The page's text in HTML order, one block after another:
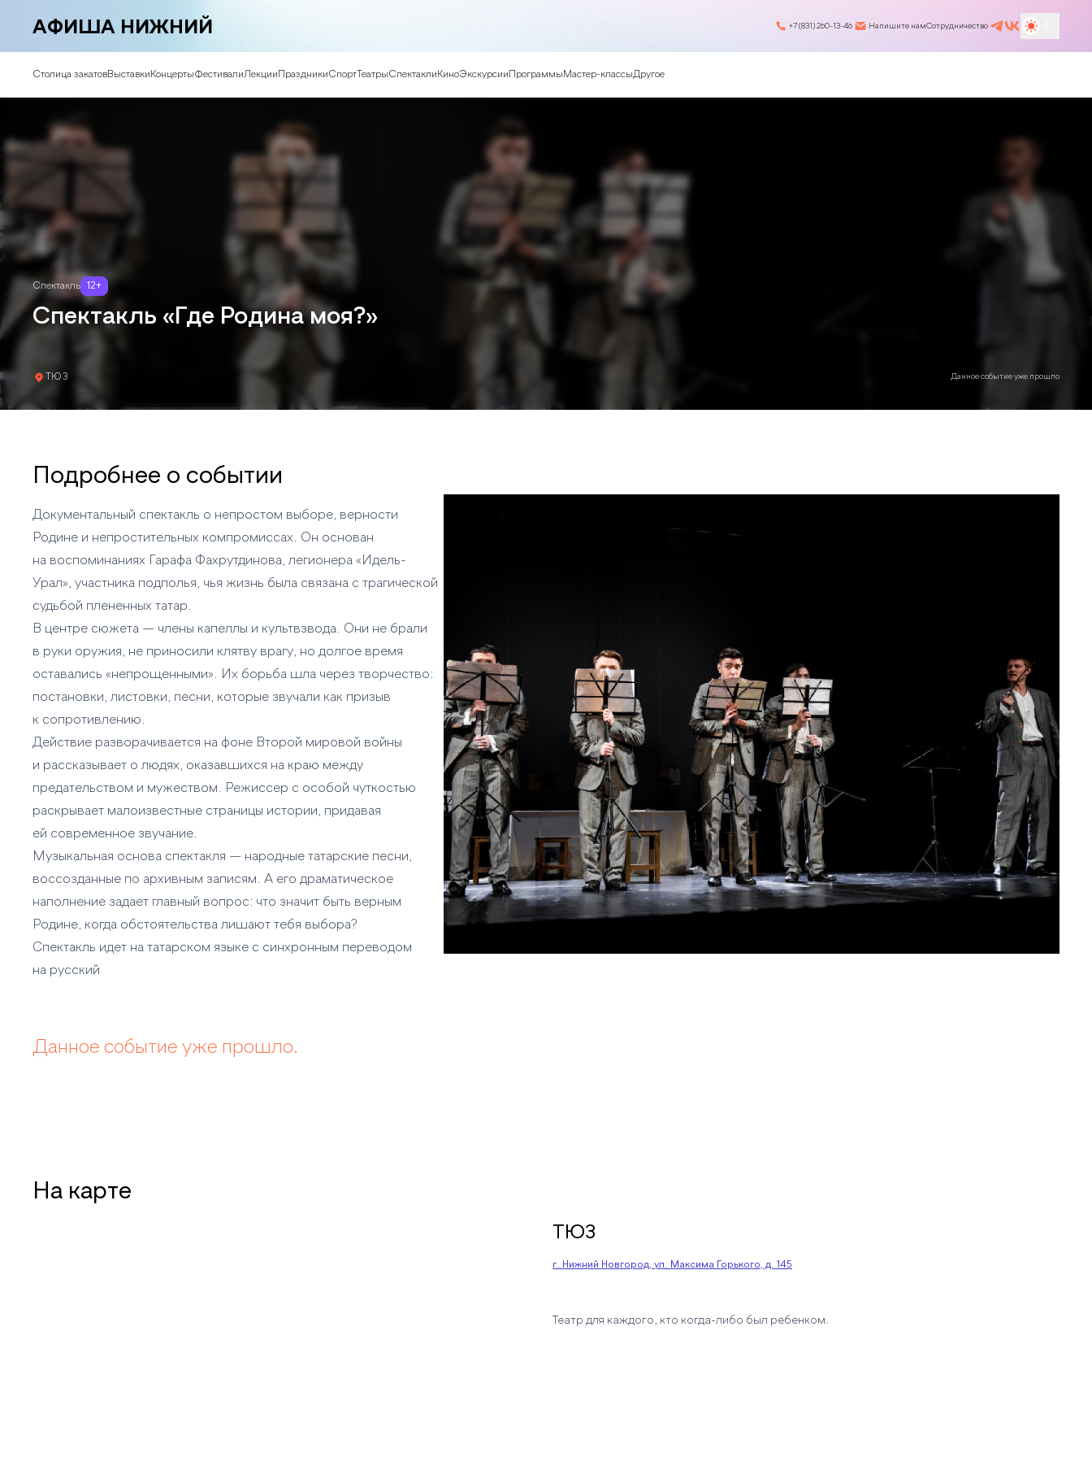
АФИША НИЖНИЙ +7 (831) 260-13-46 Напишите намСотрудничество
Столица закатовВыставкиКонцертыФестивалиЛекции ПраздникиСпорт ТеатрыСпектаклиКиноЭкскурсии Программы Мастер-классыДругое
Спектакль 12+
Спектакль «Где Родина моя?»
ТЮЗ Данное событие уже прошло
Подробнее о событии
Документальный спектакль о непростом выборе, верности
Родине и непростительных компромиссах. Он основан
на воспоминаниях Гарафа Фахрутдинова, легионера «Идель-
Урал», участника подполья, чья жизнь была связана с трагической
судьбой плененных татар.
В центре сюжета — члены капеллы и культвзвода. Они не брали
в руки оружия, не приносили клятву врагу, но долгое время
оставались «непрощенными». Их борьба шла через творчество:
постановки, листовки, песни, которые звучали как призыв
к сопротивлению.
Действие разворачивается на фоне Второй мировой войны
и рассказывает о людях, оказавшихся на краю между
предательством и мужеством. Режиссер с особой чуткостью
раскрывает малоизвестные страницы истории, придавая
ей современное звучание.
Музыкальная основа спектакля — народные татарские песни,
воссозданные по архивным записям. А его драматическое
наполнение задает главный вопрос: что значит быть верным
Родине, когда обстоятельства лишают тебя выбора?
Спектакль идет на татарском языке с синхронным переводом
на русский
Данное событие уже прошло.
На карте
ТЮЗ
г. Нижний Новгород, ул. Максима Горького, д. 145
Театр для каждого, кто когда-либо был ребенком.